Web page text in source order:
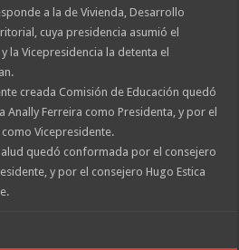
a la de Vivienda, Desarrollo
cuya presidencia asumió el
la Vicepresidencia la detenta el
creada Comisión de Educación quedó
Ferreira como Presidenta, y por el
Vicepresidente.
quedó conformada por el consejero
y por el consejero Hugo Estica